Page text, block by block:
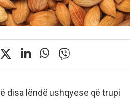
disa lëndë ushqyese që trupi